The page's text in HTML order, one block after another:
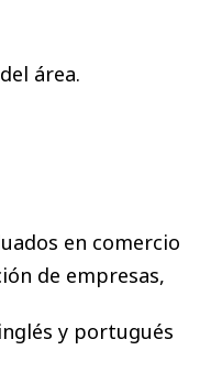
área.
en comercio
de empresas,
y portugués